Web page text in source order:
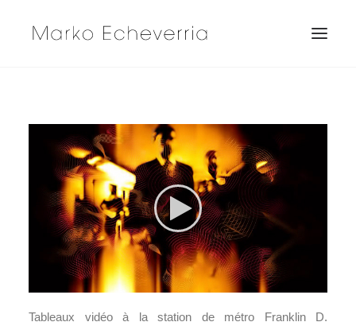
Tableaux vidéo à la station de métro Franklin D.